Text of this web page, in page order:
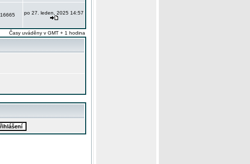
16665 po 27. leden, 2025 14:57
Časy uváděny v GMT + 1 hodina